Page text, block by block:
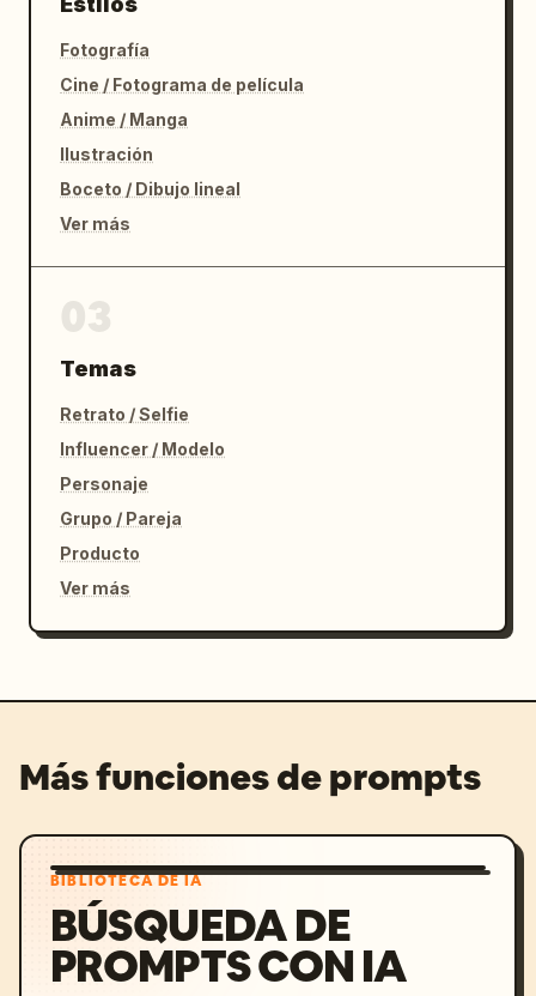
Fotografía
Cine / Fotograma de película
Anime / Manga
Ilustración
Boceto / Dibujo lineal
Ver más
Temas
Retrato / Selfie
Influencer / Modelo
Personaje
Grupo / Pareja
Producto
Ver más
Más funciones de prompts
BIBLIOTECA DE IA
BÚSQUEDA DE
PROMPTS CON IA